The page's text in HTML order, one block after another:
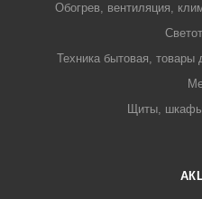
Обогрев, вентиляция,
Техника бытовая,
Щиты,